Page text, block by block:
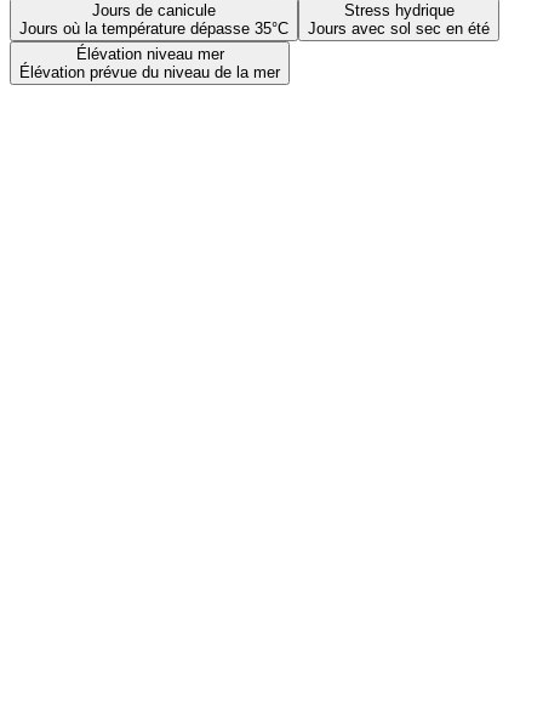
Jours de canicule
Jours où la température dépasse 35°C
Stress hydrique
Jours avec sol sec en été
Élévation niveau mer
Élévation prévue du niveau de la mer